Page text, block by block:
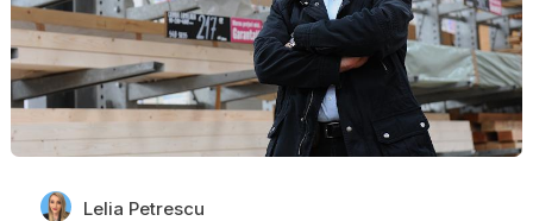
Lelia Petrescu